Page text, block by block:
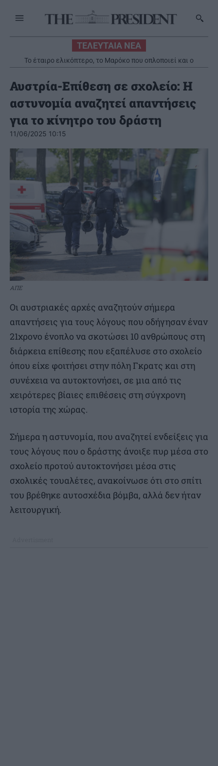
ΤΕΛΕΥΤΑΙΑ ΝΕΑ
Το έταιρο ελικόπτερο, το Μαρόκο που οπλοποιεί και ο
κρεοπαγγελός – Γράφει η Αγγελική Κώττη
Αυστρία-Επίθεση σε σχολείο: Η
αστυνομία αναζητεί απαντήσεις
για το κίνητρο του δράστη
11/06/2025 10:15
ΑΠΕ
Οι αυστριακές αρχές αναζητούν σήμερα
απαντήσεις για τους λόγους που οδήγησαν έναν
21χρονο ένοπλο να σκοτώσει 10 ανθρώπους στη
διάρκεια επίθεσης που εξαπέλυσε στο σχολείο
όπου είχε φοιτήσει στην πόλη Γκρατς και στη
συνέχεια να αυτοκτονήσει, σε μια από τις
χειρότερες βίαιες επιθέσεις στη σύγχρονη
ιστορία της χώρας.
Σήμερα η αστυνομία, που αναζητεί ενδείξεις για
τους λόγους που ο δράστης άνοιξε πυρ μέσα στο
σχολείο προτού αυτοκτονήσει μέσα στις
σχολικές τουαλέτες, ανακοίνωσε ότι στο σπίτι
του βρέθηκε αυτοσχέδια βόμβα, αλλά δεν ήταν
λειτουργική.